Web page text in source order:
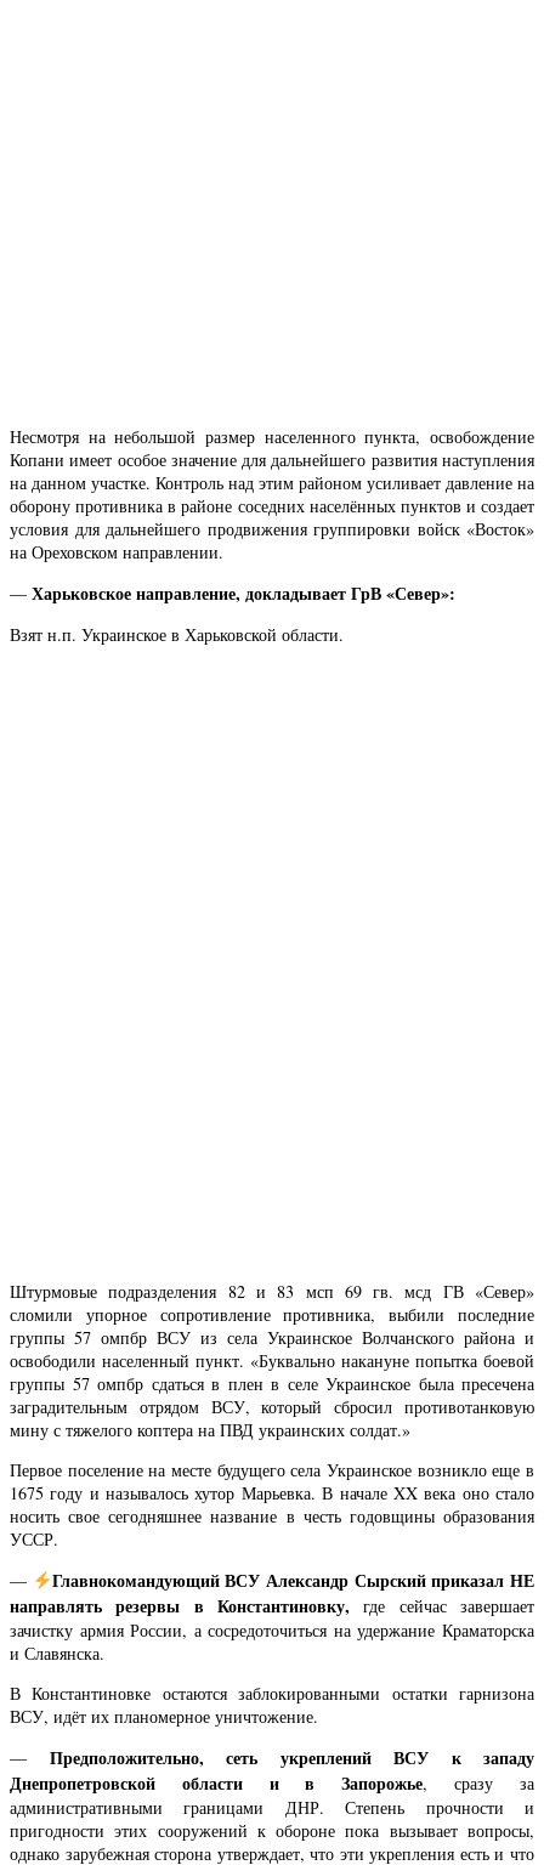
Несмотря на небольшой размер населенного пункта, освобождение
Копани имеет особое значение для дальнейшего развития наступления
на данном участке. Контроль над этим районом усиливает давление на
оборону противника в районе соседних населённых пунктов и создает
условия для дальнейшего продвижения группировки войск «Восток»
на Ореховском направлении.
— Харьковское направление, докладывает ГрВ «Север»:
Взят н.п. Украинское в Харьковской области.
Штурмовые подразделения 82 и 83 мсп 69 гв. мсд ГВ «Север»
сломили упорное сопротивление противника, выбили последние
группы 57 омпбр ВСУ из села Украинское Волчанского района и
освободили населенный пункт. «Буквально накануне попытка боевой
группы 57 омпбр сдаться в плен в селе Украинское была пресечена
заградительным отрядом ВСУ, который сбросил противотанковую
мину с тяжелого коптера на ПВД украинских солдат.»
Первое поселение на месте будущего села Украинское возникло еще в
1675 году и называлось хутор Марьевка. В начале XX века оно стало
носить свое сегодняшнее название в честь годовщины образования
УССР.
—
Главнокомандующий ВСУ Александр Сырский приказал НЕ
направлять резервы в Константиновку, где сейчас завершает
зачистку армия России, а сосредоточиться на удержание Краматорска
и Славянска.
В Константиновке остаются заблокированными остатки гарнизона
ВСУ, идёт их планомерное уничтожение.
— Предположительно, сеть укреплений ВСУ к западу
Днепропетровской области и в Запорожье, сразу за
административными границами ДНР. Степень прочности и
пригодности этих сооружений к обороне пока вызывает вопросы,
однако зарубежная сторона утверждает, что эти укрепления есть и что